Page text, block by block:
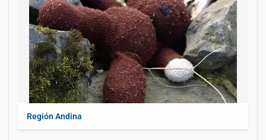
Región Andina